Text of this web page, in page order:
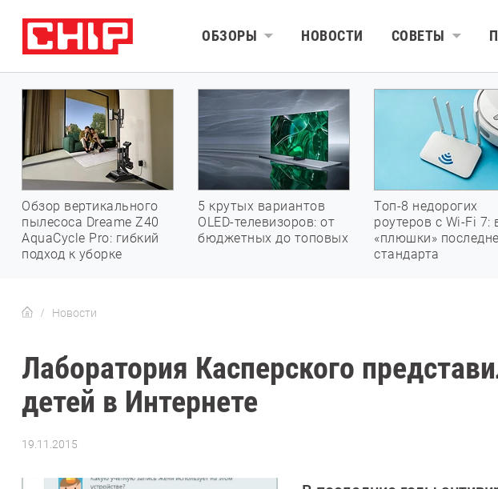
ОБЗОРЫ НОВОСТИ СОВЕТЫ
Обзор вертикального
пылесоса Dreame Z40
AquaCycle Pro: гибкий
подход к уборке
5 крутых вариантов
OLED-телевизоров: от
бюджетных до топовых
Топ-8 недорогих
роутеров с Wi-Fi 7:
«плюшки»
стандарта
Новости
Лаборатория Касперского
детей в Интернете
19.11.2015